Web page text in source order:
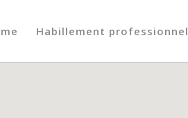
Habillement professionnel